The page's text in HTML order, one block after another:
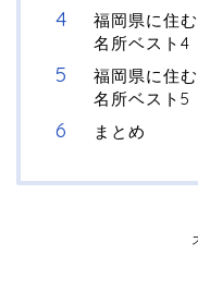
福岡県に住
名所ベスト4
福岡県に住
名所ベスト5
まとめ